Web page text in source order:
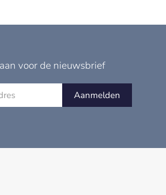
voor de nieuwsbrief
Aanmelden